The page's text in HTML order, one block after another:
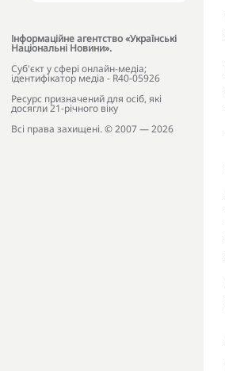
Інформаційне агентство «Українські
Національні Новини».
Cуб'єкт у сфері онлайн-медіа;
ідентифікатор медіа - R40-05926
Ресурс призначений для осіб, які
досягли 21-річного віку
Всі права захищені. © 2007 — 2026